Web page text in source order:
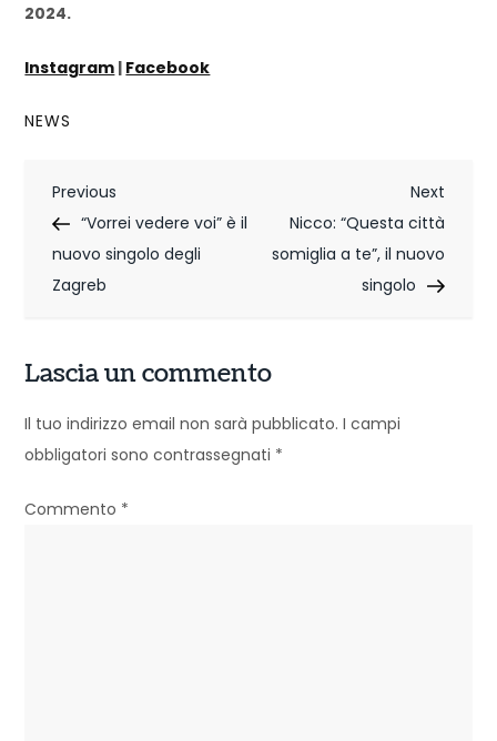
2024.
Instagram | Facebook
NEWS
N
a
v
g
a
z
i
Previous
Post
Previous
“Vorrei vedere voi” è il
nuovo singolo degli
Zagreb
Next
Post
Next
Nicco: “Questa città
somiglia a te”, il nuovo
singolo
Lascia un commento
Il tuo indirizzo email non sarà pubblicato. I campi
obbligatori sono contrassegnati *
Commento *